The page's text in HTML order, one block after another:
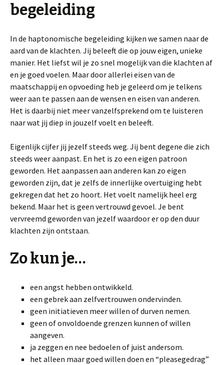
begeleiding
In de haptonomische begeleiding kijken we samen naar de
aard van de klachten. Jij beleeft die op jouw eigen, unieke
manier. Het liefst wil je zo snel mogelijk van die klachten af
en je goed voelen. Maar door allerlei eisen van de
maatschappij en opvoeding heb je geleerd om je telkens
weer aan te passen aan de wensen en eisen van anderen.
Het is daarbij niet meer vanzelfsprekend om te luisteren
naar wat jij diep in jouzelf voelt en beleeft.
Eigenlijk cijfer jij jezelf steeds weg. Jij bent degene die zich
steeds weer aanpast. En het is zo een eigen patroon
geworden. Het aanpassen aan anderen kan zo eigen
geworden zijn, dat je zelfs de innerlijke overtuiging hebt
gekregen dat het zo hoort. Het voelt namelijk heel erg
bekend. Maar het is geen vertrouwd gevoel. Je bent
vervreemd geworden van jezelf waardoor er op den duur
klachten zijn ontstaan.
Zo kun je…
een angst hebben ontwikkeld.
een gebrek aan zelfvertrouwen ondervinden.
geen initiatieven meer willen of durven nemen.
geen of onvoldoende grenzen kunnen of willen
aangeven.
ja zeggen en nee bedoelen of juist andersom.
het alleen maar goed willen doen en “pleasegedrag”